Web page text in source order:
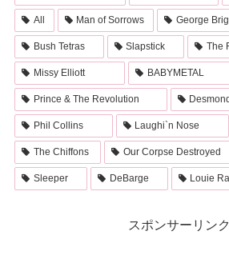
All Man of Sorrows George
Bush Tetras Slapstick The
Missy Elliott BABYMETAL
Prince & The Revolution
Phil Collins Laughi`n Nose
The Chiffons Our Corpse Destroyed
Sleeper DeBarge Louie
スポンサーリンク